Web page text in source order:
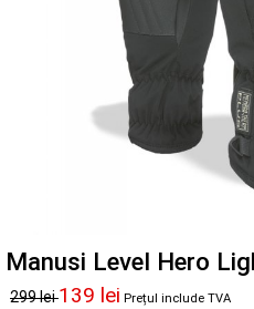
Manusi Level Hero
299 lei139 lei Prețul include TVA